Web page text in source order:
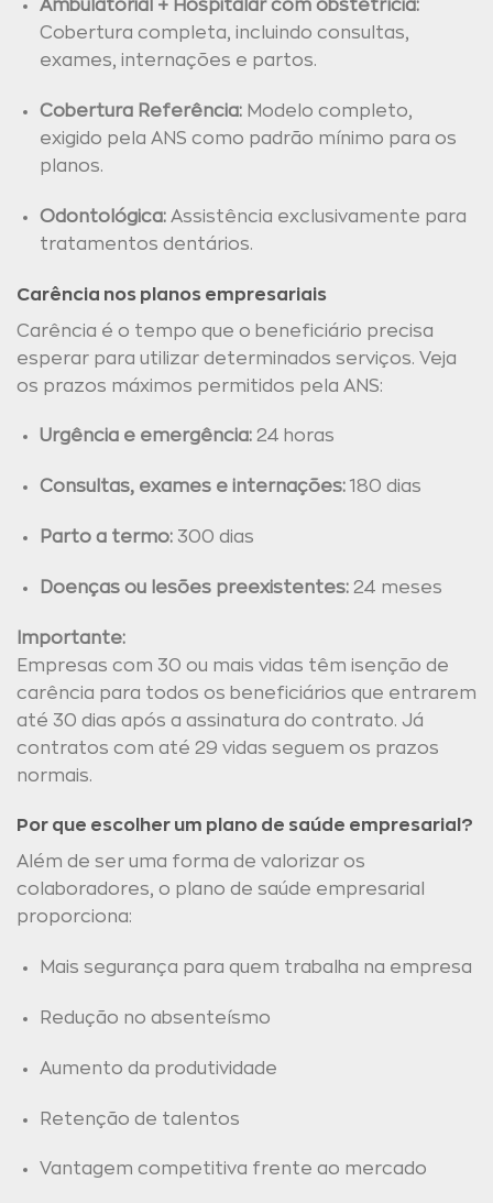
Ambulatorial + Hospitalar com obstetrícia:
Cobertura completa, incluindo consultas,
exames, internações e partos.
Cobertura Referência:Modelo completo,
exigido pela ANS como padrão mínimo para os
planos.
Odontológica:Assistência exclusivamente para
tratamentos dentários.
Carência nos planos empresariais
Carência é o tempo que o beneficiário precisa
esperar para utilizar determinados serviços. Veja
os prazos máximos permitidos pela ANS:
Urgência e emergência:24 horas
Consultas, exames e internações:180 dias
Parto a termo:300 dias
Doenças ou lesões preexistentes:24 meses
Importante:
Empresas com 30 ou mais vidas têm isenção de
carência para todos os beneficiários que entrarem
até 30 dias após a assinatura do contrato. Já
contratos com até 29 vidas seguem os prazos
normais.
Por que escolher um plano de saúde empresarial?
Além de ser uma forma de valorizar os
colaboradores, o plano de saúde empresarial
proporciona:
Mais segurança para quem trabalha na empresa
Redução no absenteísmo
Aumento da produtividade
Retenção de talentos
Vantagem competitiva frente ao mercado